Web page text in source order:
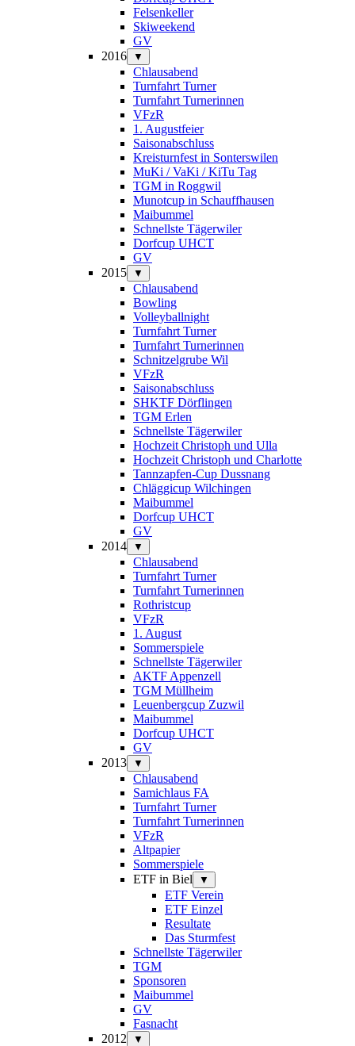
Felsenkeller
Skiweekend
GV
2016
▼
Chlausabend
Turnfahrt Turner
Turnfahrt Turnerinnen
VFzR
1. Augustfeier
Saisonabschluss
Kreisturnfest in Sonterswilen
MuKi / VaKi / KiTu Tag
TGM in Roggwil
Munotcup in Schauffhausen
Maibummel
Schnellste Tägerwiler
Dorfcup UHCT
GV
2015
▼
Chlausabend
Bowling
Volleyballnight
Turnfahrt Turner
Turnfahrt Turnerinnen
Schnitzelgrube Wil
VFzR
Saisonabschluss
SHKTF Dörflingen
TGM Erlen
Schnellste Tägerwiler
Hochzeit Christoph und Ulla
Hochzeit Christoph und Charlotte
Tannzapfen-Cup Dussnang
Chläggicup Wilchingen
Maibummel
Dorfcup UHCT
GV
2014
▼
Chlausabend
Turnfahrt Turner
Turnfahrt Turnerinnen
Rothristcup
VFzR
1. August
Sommerspiele
Schnellste Tägerwiler
AKTF Appenzell
TGM Müllheim
Leuenbergcup Zuzwil
Maibummel
Dorfcup UHCT
GV
2013
▼
Chlausabend
Samichlaus FA
Turnfahrt Turner
Turnfahrt Turnerinnen
VFzR
Altpapier
Sommerspiele
ETF in Biel
▼
ETF Verein
ETF Einzel
Resultate
Das Sturmfest
Schnellste Tägerwiler
TGM
Sponsoren
Maibummel
GV
Fasnacht
2012
▼